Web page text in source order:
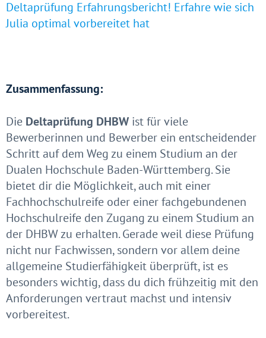
Deltaprüfung Erfahrungsbericht! Erfahre wie sich
Julia optimal vorbereitet hat
Zusammenfassung:
Die Deltaprüfung DHBW ist für viele
Bewerberinnen und Bewerber ein entscheidender
Schritt auf dem Weg zu einem Studium an der
Dualen Hochschule Baden-Württemberg. Sie
bietet dir die Möglichkeit, auch mit einer
Fachhochschulreife oder einer fachgebundenen
Hochschulreife den Zugang zu einem Studium an
der DHBW zu erhalten. Gerade weil diese Prüfung
nicht nur Fachwissen, sondern vor allem deine
allgemeine Studierfähigkeit überprüft, ist es
besonders wichtig, dass du dich frühzeitig mit den
Anforderungen vertraut machst und intensiv
vorbereitest.